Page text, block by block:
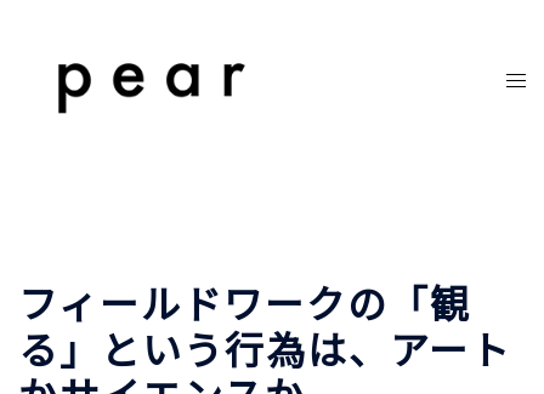
ト
フィールドワークの「観
る」という行為は、アート